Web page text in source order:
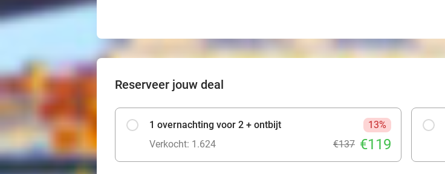
Reserveer jouw deal
1 overnachting voor 2 + ontbijt
13%
Verkocht: 1.624
€137 €119